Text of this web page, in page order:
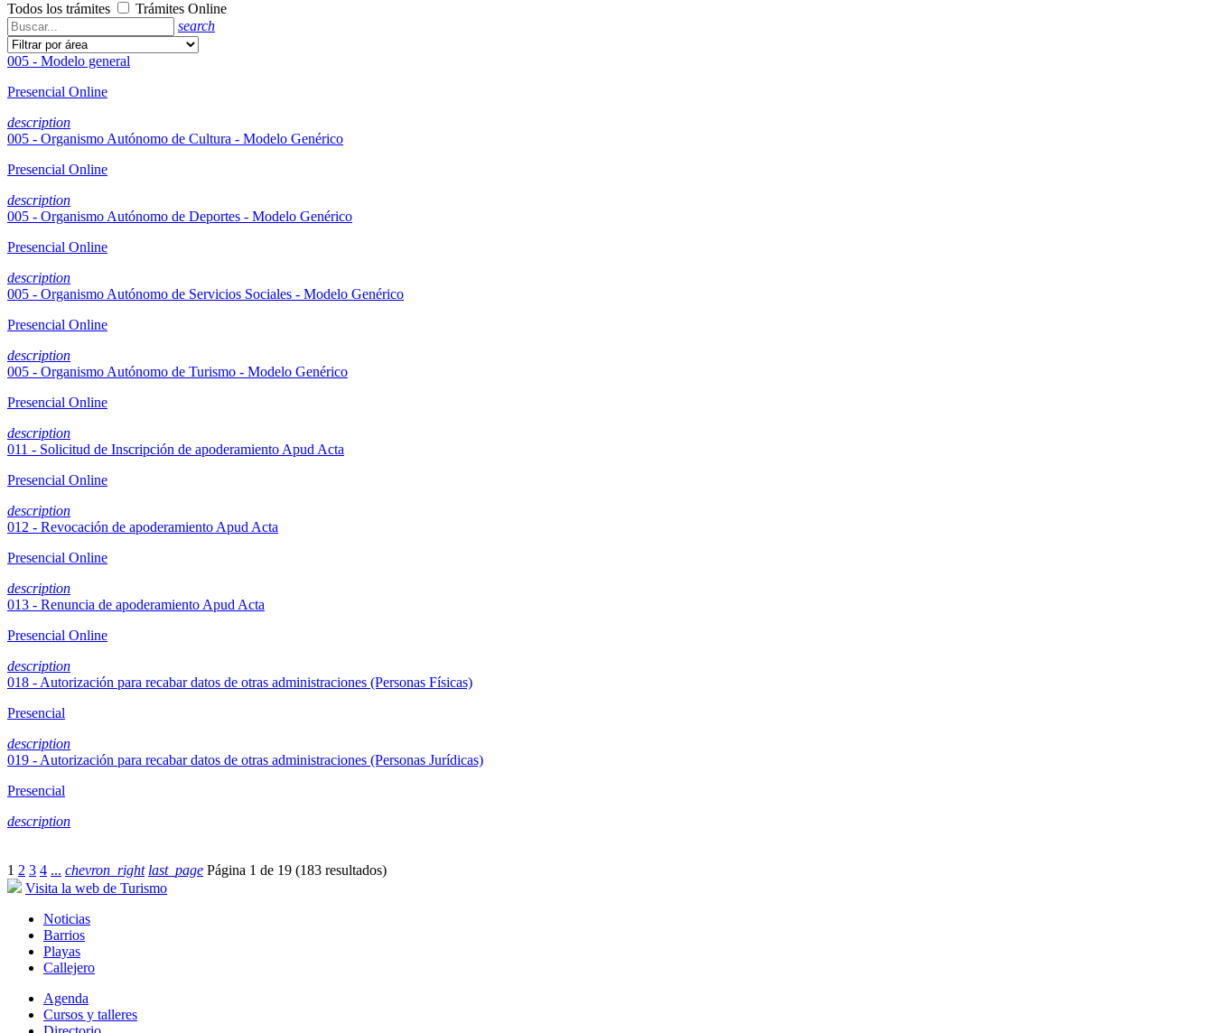
Todos los trámites
Trámites Online
search
005 - Modelo general
Presencial Online
description
005 - Organismo Autónomo de Cultura - Modelo Genérico
Presencial Online
description
005 - Organismo Autónomo de Deportes - Modelo Genérico
Presencial Online
description
005 - Organismo Autónomo de Servicios Sociales - Modelo Genérico
Presencial Online
description
005 - Organismo Autónomo de Turismo - Modelo Genérico
Presencial Online
description
011 - Solicitud de Inscripción de apoderamiento Apud Acta
Presencial Online
description
012 - Revocación de apoderamiento Apud Acta
Presencial Online
description
013 - Renuncia de apoderamiento Apud Acta
Presencial Online
description
018 - Autorización para recabar datos de otras administraciones (Personas Físicas)
Presencial
description
019 - Autorización para recabar datos de otras administraciones (Personas Jurídicas)
Presencial
description
1 2 3 4 ... chevron_right last_page Página 1 de 19 (183 resultados)
Visita la web de Turismo
Noticias
Barrios
Playas
Callejero
Agenda
Cursos y talleres